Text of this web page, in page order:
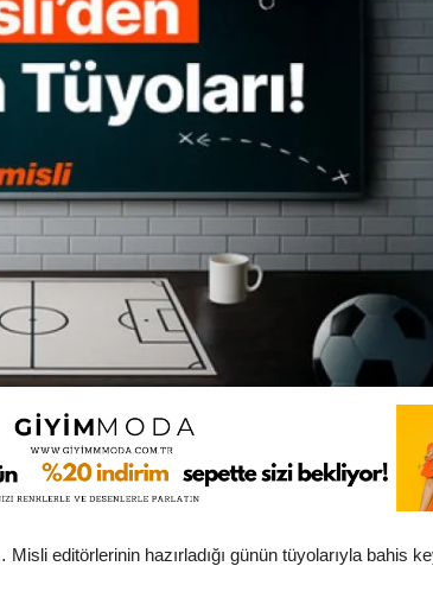
editörlerinin hazırladığı günün tüyolarıyla bahis